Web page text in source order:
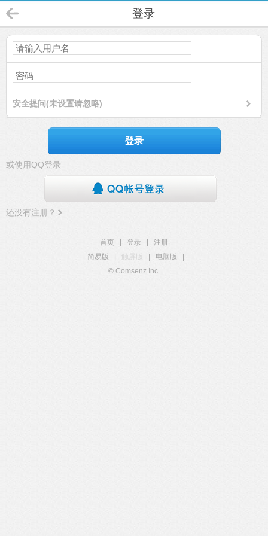
登录
安全提问(未设置请忽略)
登录
或使用QQ登录
还没有注册？
首页 登录
注册
简易版
触屏版 电脑版
© Comsenz Inc.